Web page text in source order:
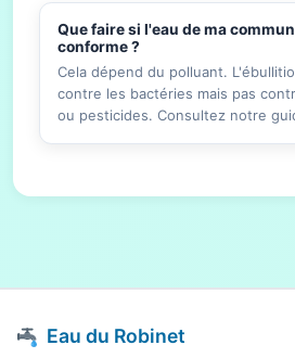
Que faire si l'eau de ma
conforme ?
Cela dépend du polluant.
contre les bactéries mais pas
ou pesticides. Consultez notre
Eau du Robinet